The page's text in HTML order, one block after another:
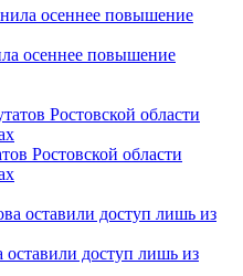
осеннее повышение
Ростовской области
доступ лишь из